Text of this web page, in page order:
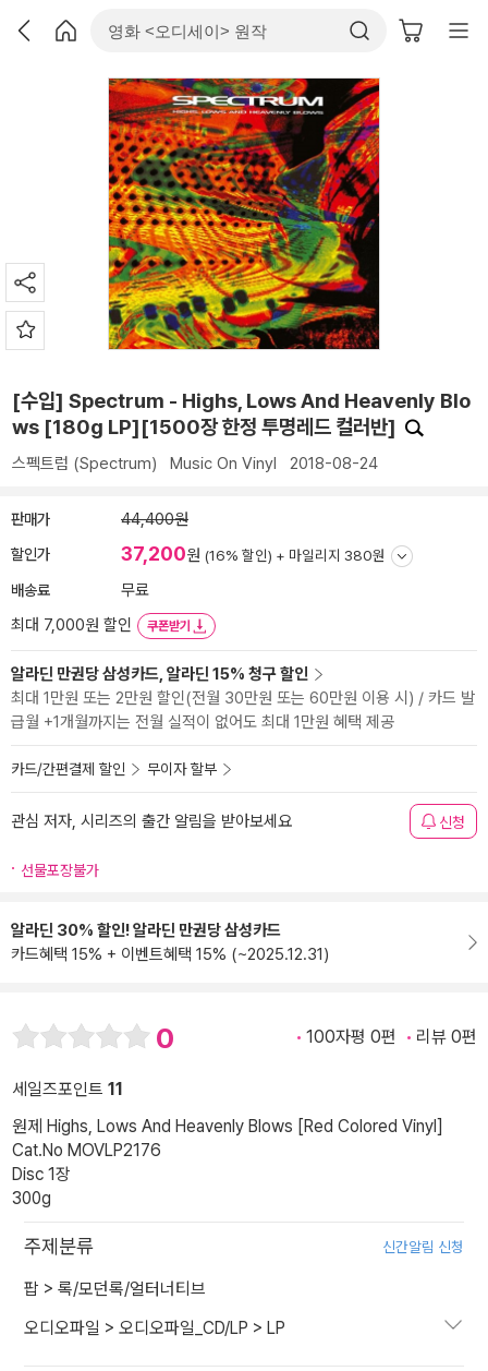
[수입] Spectrum - Highs, Lows And Heavenly Blo
ws [180g LP][1500장 한정 투명레드 컬러반]
스펙트럼 (Spectrum) Music On Vinyl 2018-08-24
판매가 44,400원
할인가 37,200원 (16% 할인) + 마일리지 380원
배송료
무료
최대 7,000원 할인
쿠폰받기
알라딘 만권당 삼성카드, 알라딘 15% 청구 할인
최대 1만원 또는 2만원 할인(전월 30만원 또는 60만원 이용 시) / 카드 발
급월 +1개월까지는 전월 실적이 없어도 최대 1만원 혜택 제공
카드/간편결제 할인 무이자 할부
관심 저자, 시리즈의 출간 알림을 받아보세요 신청
선물포장불가
알라딘 30% 할인! 알라딘 만권당 삼성카드
카드혜택 15% + 이벤트혜택 15% (~2025.12.31)
0 100자평 0편 리뷰 0편
세일즈포인트 11
원제 Highs, Lows And Heavenly Blows [Red Colored Vinyl]
Cat.No MOVLP2176
Disc 1장
300g
주제분류 신간알림 신청
팝 > 록/모던록/얼터너티브
오디오파일 > 오디오파일_CD/LP > LP